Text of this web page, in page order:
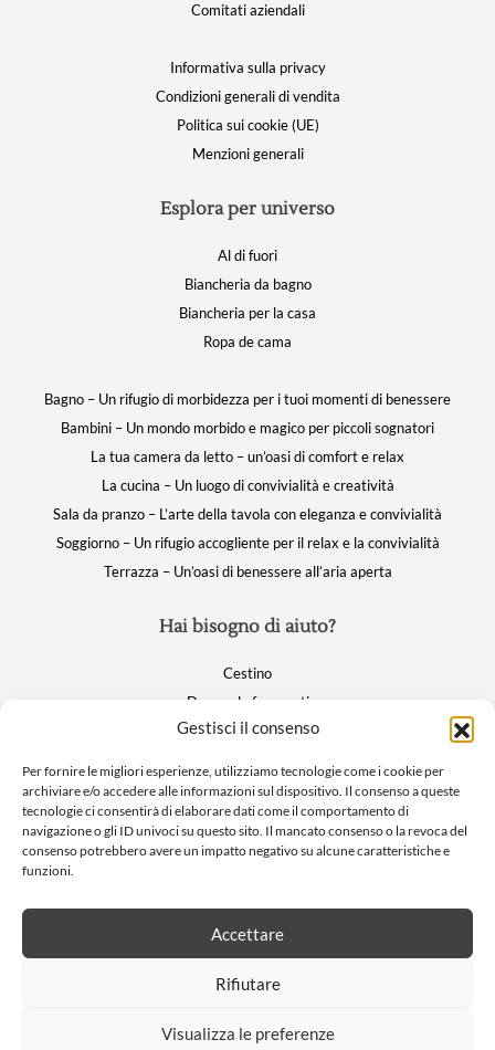
Gestisci il consenso
Per fornire le migliori esperienze, utilizziamo tecnologie come i cookie per
archiviare e/o accedere alle informazioni sul dispositivo. Il consenso a queste
tecnologie ci consentirà di elaborare dati come il comportamento di
navigazione o gli ID univoci su questo sito. Il mancato consenso o la revoca del
consenso potrebbero avere un impatto negativo su alcune caratteristiche e
funzioni.
Accettare
Rifiutare
Visualizza le preferenze
Hai bisogno di aiuto?
Cestino
Domande frequenti
Il mio account
Suivez nous
Comitati aziendali
Informativa sulla privacy
Condizioni generali di vendita
Politica sui cookie (UE)
Menzioni generali
Esplora per universo
Al di fuori
Biancheria da bagno
Biancheria per la casa
Ropa de cama
Bagno – Un rifugio di morbidezza per i tuoi momenti di benessere
Bambini – Un mondo morbido e magico per piccoli sognatori
La tua camera da letto – un’oasi di comfort e relax
La cucina – Un luogo di convivialità e creatività
Sala da pranzo – L’arte della tavola con eleganza e convivialità
Soggiorno – Un rifugio accogliente per il relax e la convivialità
Terrazza – Un’oasi di benessere all’aria aperta
Newsletter
Non lasciatevi sfuggire le nostre offerte esclusive e le nostre vendite